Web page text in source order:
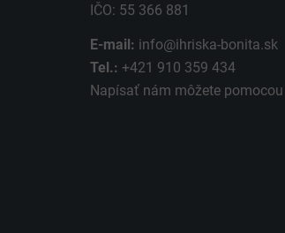
IČO: 55 366 881
E-mail: info@ihriska-bonita.sk
Tel.: +421 910 359 434
Napísať nám môžete